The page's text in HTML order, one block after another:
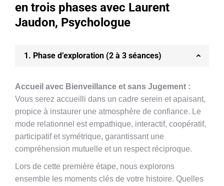
en trois phases avec Laurent
Jaudon, Psychologue
1. Phase d’exploration (2 à 3 séances)
Accueil avec Bienveillance et sans Jugement :
Vous serez accueilli dans un cadre serein et apaisant,
propice à instaurer une atmosphère de confiance. Le
mode relationnel est empathique, interactif, coopératif,
participatif et symétrique, garantissant une
compréhension mutuelle et un respect réciproque.
Lors de cette première étape, nous explorons
ensemble les moments clés de votre histoire. Quelles